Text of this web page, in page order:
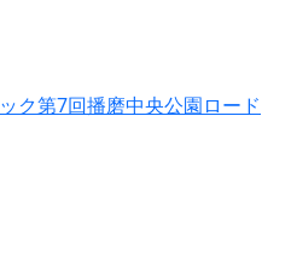
ク第7回播磨中央公園ロード